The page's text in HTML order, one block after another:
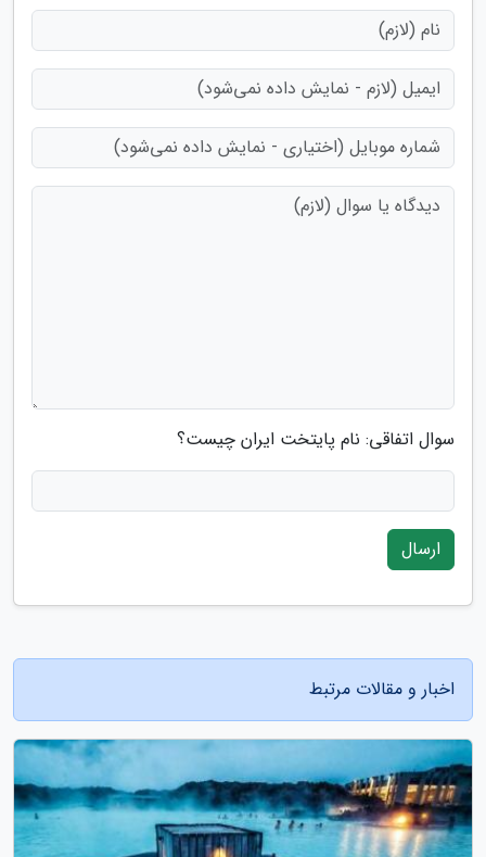
سوال اتفاقی: نام پایتخت ایران چیست؟
ارسال
اخبار و مقالات مرتبط